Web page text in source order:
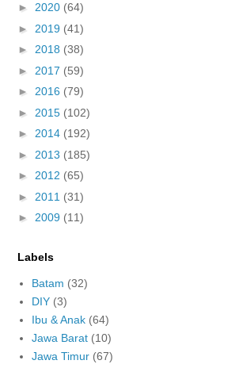
► 2020 (64)
► 2019 (41)
► 2018 (38)
► 2017 (59)
► 2016 (79)
► 2015 (102)
► 2014 (192)
► 2013 (185)
► 2012 (65)
► 2011 (31)
► 2009 (11)
Labels
Batam (32)
DIY (3)
Ibu & Anak (64)
Jawa Barat (10)
Jawa Timur (67)